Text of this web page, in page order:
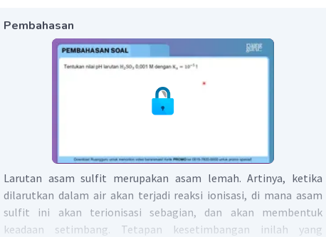
Pembahasan
Larutan asam sulfit merupakan asam lemah. Artinya, ketika
dilarutkan dalam air akan terjadi reaksi ionisasi, di mana asam
sulfit ini akan terionisasi sebagian, dan akan membentuk
keadaan setimbang. Tetapan kesetimbangan inilah yang